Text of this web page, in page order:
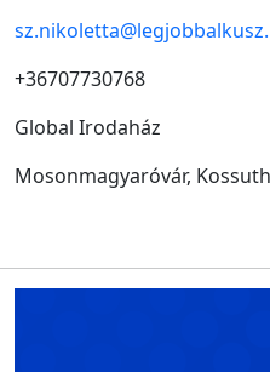
+36707730768
Global Irodaház
Mosonmagyaróvár,